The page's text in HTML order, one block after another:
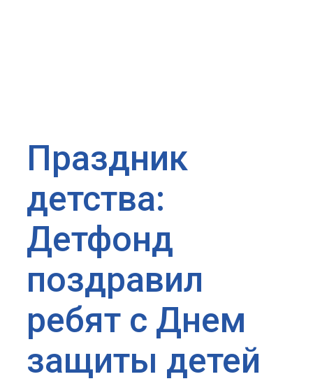
Праздник
детства:
Детфонд
поздравил
ребят с Днем
защиты детей